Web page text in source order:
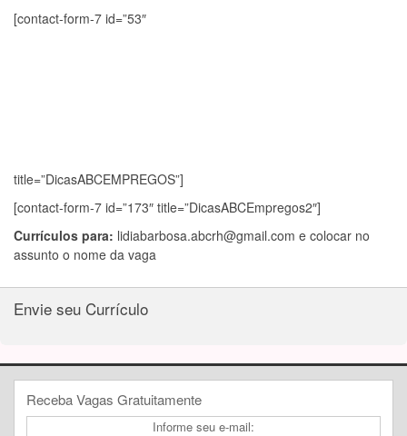
[contact-form-7 id=”53″
title=”DicasABCEMPREGOS”]
[contact-form-7 id=”173″ title=”DicasABCEmpregos2″]
Currículos para: lidiabarbosa.abcrh@gmail.com e colocar no
assunto o nome da vaga
Envie seu Currículo
Receba Vagas Gratuitamente
Informe seu e-mail: